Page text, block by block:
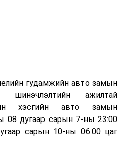
Найруулагч：С.Бүрэнбаяр
үйлдвэрлэхэд ашиглаж
хувьд шаталтын дараа
ашигт эрдсийг сэргээн
гудамжийн авто замын
шинэчлэлтийн ажилтай
хэсгийн авто замын
08 дугаар сарын 7-ны 23:00
сарын 10-ны 06:00 цаг